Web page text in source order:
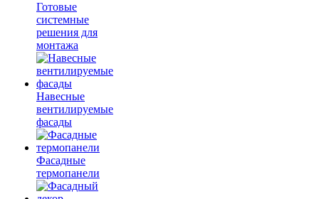
Готовые
системные
решения для
монтажа
Навесные
вентилируемые
фасады
Фасадные
термопанели